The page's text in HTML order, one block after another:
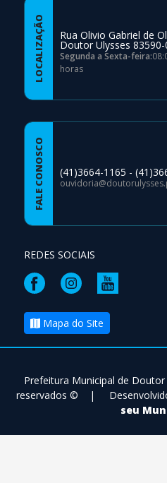
LOCALIZAÇÃO Rua Olivio Gabriel de
Doutor Ulysses 83590-
Segunda a Sexta-feira:
horas
FALE CONOSCO (41)3664-1165 -
REDES SOCIAIS
Mapa do Site
Prefeitura Municipal de
reservados © |
seu